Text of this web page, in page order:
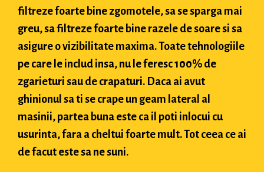
filtreze foarte bine zgomotele, sa se sparga mai
greu, sa filtreze foarte bine razele de soare si sa
asigure o vizibilitate maxima. Toate tehnologiile
pe care le includ insa, nu le feresc 100% de
zgarieturi sau de crapaturi. Daca ai avut
ghinionul sa ti se crape un geam lateral al
masinii, partea buna este ca il poti inlocui cu
usurinta, fara a cheltui foarte mult. Tot ceea ce ai
de facut este sa ne suni.